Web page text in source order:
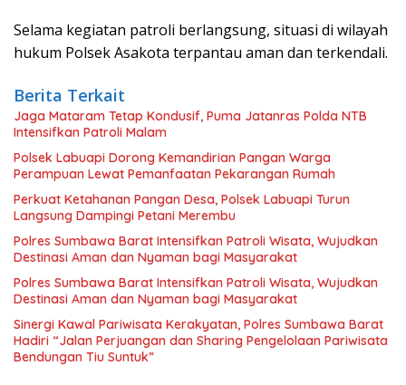
Selama kegiatan patroli berlangsung, situasi di wilayah
hukum Polsek Asakota terpantau aman dan terkendali.
Berita Terkait
Jaga Mataram Tetap Kondusif, Puma Jatanras Polda NTB
Intensifkan Patroli Malam
Polsek Labuapi Dorong Kemandirian Pangan Warga
Perampuan Lewat Pemanfaatan Pekarangan Rumah
Perkuat Ketahanan Pangan Desa, Polsek Labuapi Turun
Langsung Dampingi Petani Merembu
Polres Sumbawa Barat Intensifkan Patroli Wisata, Wujudkan
Destinasi Aman dan Nyaman bagi Masyarakat
Polres Sumbawa Barat Intensifkan Patroli Wisata, Wujudkan
Destinasi Aman dan Nyaman bagi Masyarakat
Sinergi Kawal Pariwisata Kerakyatan, Polres Sumbawa Barat
Hadiri “Jalan Perjuangan dan Sharing Pengelolaan Pariwisata
Bendungan Tiu Suntuk”